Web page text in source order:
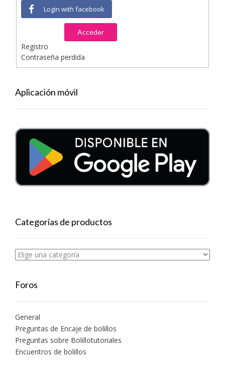
Login with facebook
Acceder
Registro
Contraseña perdida
Aplicación móvil
Categorías de productos
Foros
General
Preguntas de Encaje de bolillos
Preguntas sobre Bolillotutoriales
Encuentros de bolillos